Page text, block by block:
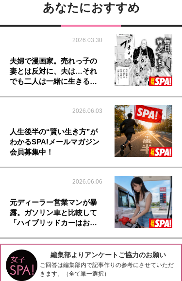
あなたにおすすめ
2026.03.30
夫婦で漫画家。売れっ子の
妻とは反対に、夫は…それ
でも二人は一緒に生きる…
2026.06.03
人生後半の“賢い生き方”が
わかるSPA!メールマガジン
会員募集中！
2026.06.06
元ディーラー営業マンが暴
露。ガソリン車と比較して
「ハイブリッドカーはお…